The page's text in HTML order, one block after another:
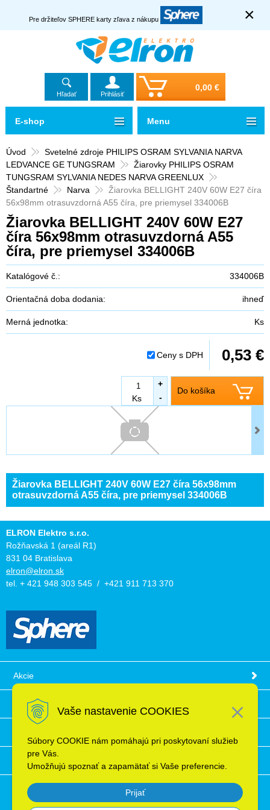
Vaše nastavenie COOKIES
Súbory COOKIE nám pomáhajú pri poskytovaní služieb
pre Vás.
Umožňujú spoznať a zapamätať si Vaše preferencie.
Prijať
Pre držiteľov SPHERE karty zľava z nákupu ×
Hľadať Prihlásiť
0,00 €
Úvod
Svetelné zdroje PHILIPS OSRAM SYLVANIA NARVA
LEDVANCE GE TUNGSRAM
Žiarovky PHILIPS OSRAM
TUNGSRAM SYLVANIA NEDES NARVA GREENLUX
Štandartné
Narva
Žiarovka BELLIGHT 240V 60W E27 číra
56x98mm otrasuvzdorná A55 číra, pre priemysel 334006B
Žiarovka BELLIGHT 240V 60W E27
číra 56x98mm otrasuvzdorná A55
číra, pre priemysel 334006B
Katalógové č.: 334006B
Orientačná doba dodania: ihneď
Merná jednotka: Ks
Ceny s DPH 0,53 €
Do košíka
-
Ks
+
Žiarovka BELLIGHT 240V 60W E27 číra 56x98mm
otrasuvzdorná A55 číra, pre priemysel 334006B
E-shop Menu
ELRON Elektro s.r.o.
Rožňavská 1 (areál R1)
831 04 Bratislava
elron@elron.sk
tel. + 421 948 303 545 / +421 911 713 370
Akcie
Obchodné podmienky
Ochrana osobných údajov